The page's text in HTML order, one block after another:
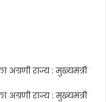
अग्रणी राज्य : मुख्यमंत्री
अग्रणी राज्य : मुख्यमंत्री